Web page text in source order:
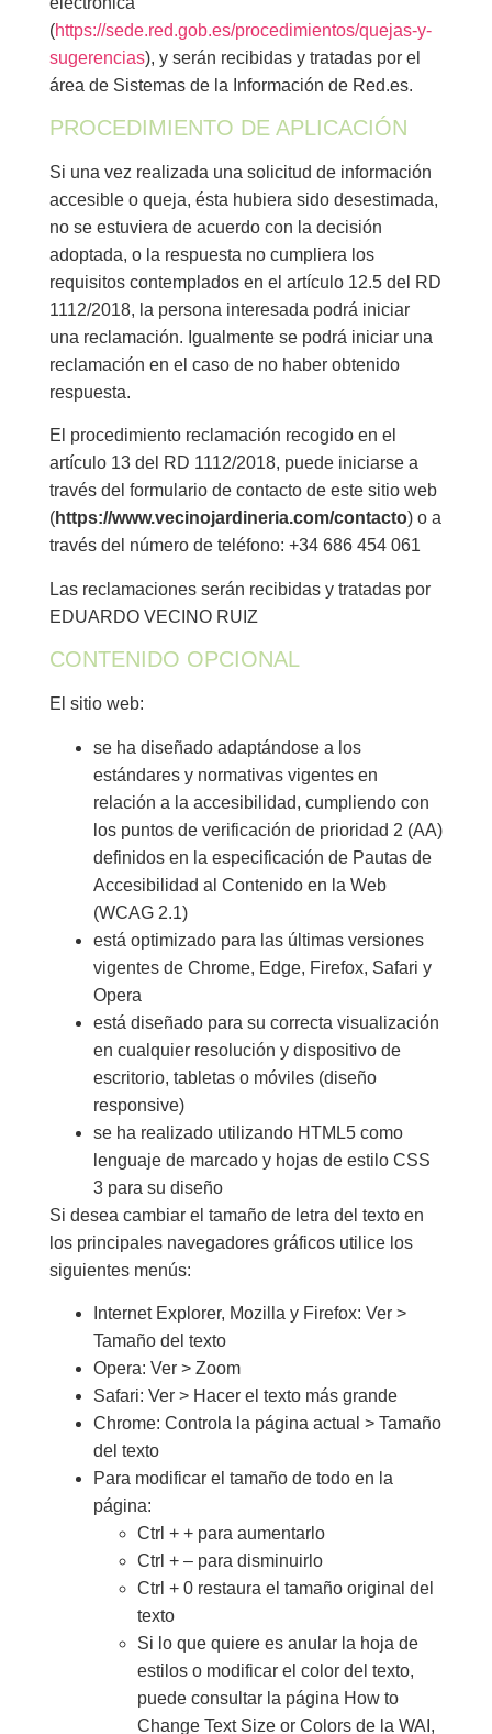
(https://sede.red.gob.es/procedimientos/quejas-y-
sugerencias), y serán recibidas y tratadas por el
área de Sistemas de la Información de Red.es.
PROCEDIMIENTO DE APLICACIÓN
Si una vez realizada una solicitud de información
accesible o queja, ésta hubiera sido desestimada,
no se estuviera de acuerdo con la decisión
adoptada, o la respuesta no cumpliera los
requisitos contemplados en el artículo 12.5 del RD
1112/2018, la persona interesada podrá iniciar
una reclamación. Igualmente se podrá iniciar una
reclamación en el caso de no haber obtenido
respuesta.
El procedimiento reclamación recogido en el
artículo 13 del RD 1112/2018, puede iniciarse a
través del formulario de contacto de este sitio web
(https://www.vecinojardineria.com/contacto) o a
través del número de teléfono: +34 686 454 061
Las reclamaciones serán recibidas y tratadas por
EDUARDO VECINO RUIZ
CONTENIDO OPCIONAL
El sitio web:
se ha diseñado adaptándose a los
estándares y normativas vigentes en
relación a la accesibilidad, cumpliendo con
los puntos de verificación de prioridad 2 (AA)
definidos en la especificación de Pautas de
Accesibilidad al Contenido en la Web
(WCAG 2.1)
está optimizado para las últimas versiones
vigentes de Chrome, Edge, Firefox, Safari y
Opera
está diseñado para su correcta visualización
en cualquier resolución y dispositivo de
escritorio, tabletas o móviles (diseño
responsive)
se ha realizado utilizando HTML5 como
lenguaje de marcado y hojas de estilo CSS
3 para su diseño
Si desea cambiar el tamaño de letra del texto en
los principales navegadores gráficos utilice los
siguientes menús:
Internet Explorer, Mozilla y Firefox: Ver >
Tamaño del texto
Opera: Ver > Zoom
Safari: Ver > Hacer el texto más grande
Chrome: Controla la página actual > Tamaño
del texto
Para modificar el tamaño de todo en la
página:
Ctrl + + para aumentarlo
Ctrl + – para disminuirlo
Ctrl + 0 restaura el tamaño original del
texto
Si lo que quiere es anular la hoja de
estilos o modificar el color del texto,
puede consultar la página How to
Change Text Size or Colors de la WAI,